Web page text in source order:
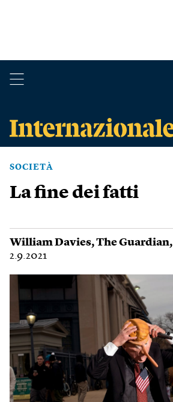
SOCIETÀ
La fine dei fatti
William Davies,The Guardian,
2.9.2021